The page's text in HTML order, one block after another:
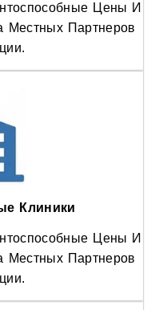
Цены И
Местных Партнеров
Клиники
Цены И
Местных Партнеров